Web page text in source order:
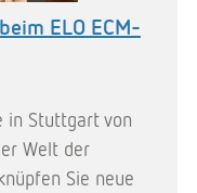
ELO ECM-
in Stuttgart von
Welt der
Sie neue